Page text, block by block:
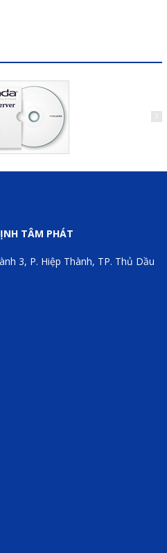
TÂM PHÁT
3, P. Hiệp Thành, TP. Thủ Dầu